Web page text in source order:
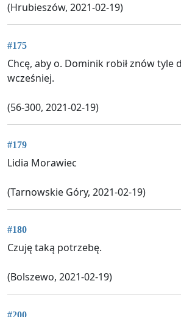
(Hrubieszów, 2021-02-19)
#175
Chcę, aby o. Dominik robił znów tyle
wcześniej.
(56-300, 2021-02-19)
#179
Lidia Morawiec
(Tarnowskie Góry, 2021-02-19)
#180
Czuję taką potrzebę.
(Bolszewo, 2021-02-19)
#200